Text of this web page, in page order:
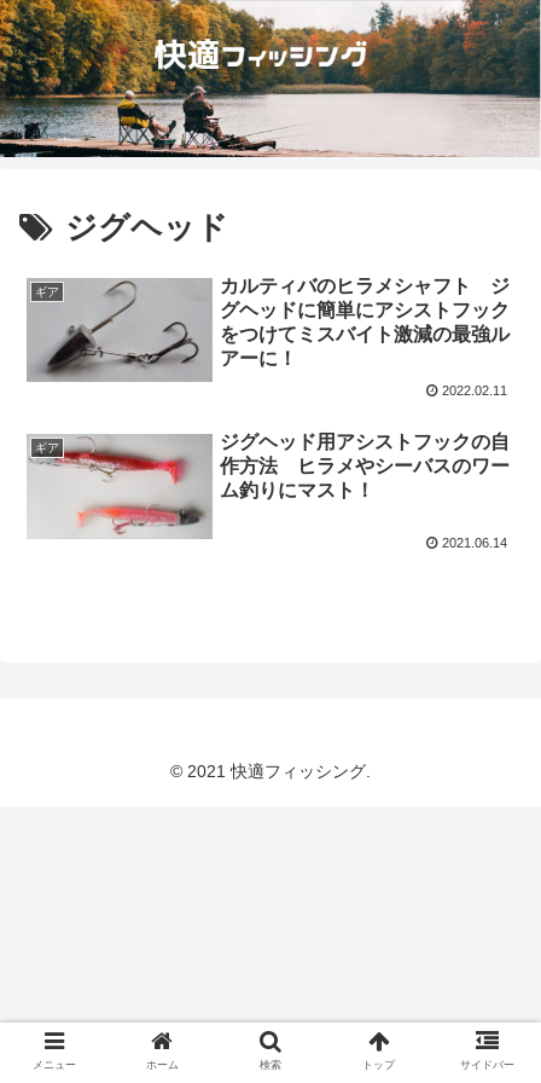
ジグヘッド
ギア
カルティバのヒラメシャフト ジ
グヘッドに簡単にアシストフック
をつけてミスバイト激減の最強ル
アーに！
2022.02.11
ギア
ジグヘッド用アシストフックの自
作方法 ヒラメやシーバスのワー
ム釣りにマスト！
2021.06.14
© 2021 快適フィッシング.
メニュー ホーム 検索 トップ サイドバー